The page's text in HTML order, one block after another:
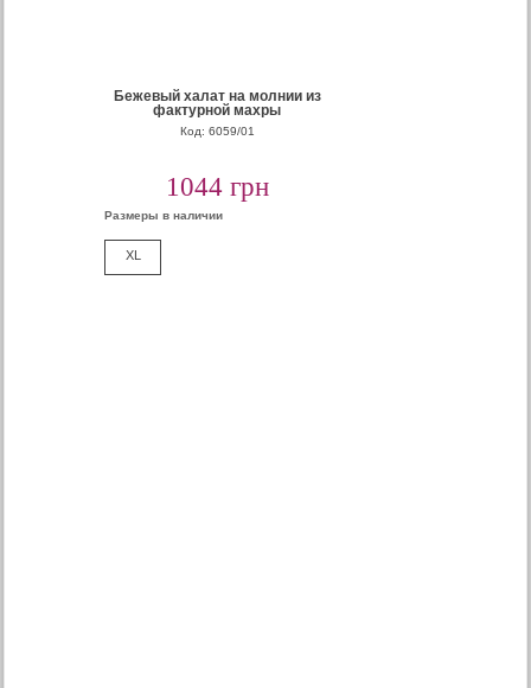
Бежевый халат на молнии из
фактурной махры
Код: 6059/01
1044 грн
Размеры в наличии
XL